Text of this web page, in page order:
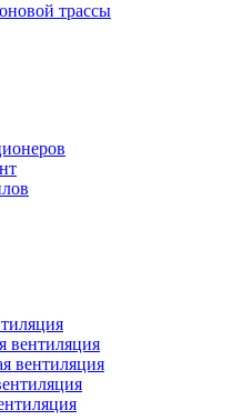
трассы
вентиляция
вентиляция